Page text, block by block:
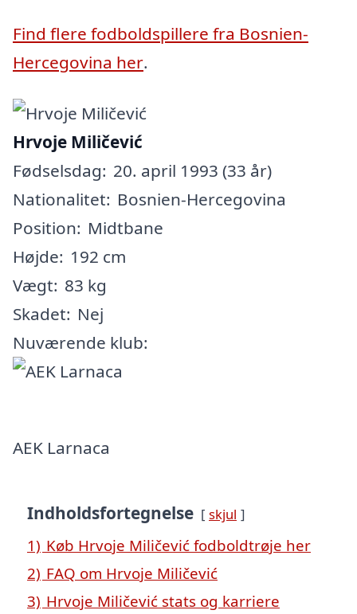
Find flere fodboldspillere fra Bosnien-
Hercegovina her.
Hrvoje Miličević
Fødselsdag: 20. april 1993 (33 år)
Nationalitet: Bosnien-Hercegovina
Position: Midtbane
Højde: 192 cm
Vægt: 83 kg
Skadet: Nej
Nuværende klub:
AEK Larnaca
Indholdsfortegnelse skjul
1) Køb Hrvoje Miličević fodboldtrøje her
2) FAQ om Hrvoje Miličević
3) Hrvoje Miličević stats og karriere